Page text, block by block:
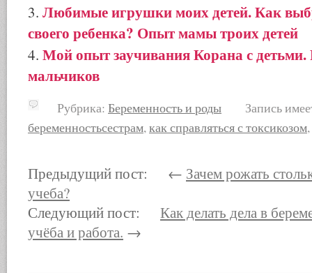
Любимые игрушки моих детей. Как
своего ребенка? Опыт мамы троих детей
Мой опыт заучивания Корана с детьми.
мальчиков
Рубрика: Беременность и роды Запись
беременностьсестрам,как справляться с токсикозом,
Предыдущий пост: ← Зачем рожать
учеба?
Следующий пост: Как делать дела в
учёба и работа. →